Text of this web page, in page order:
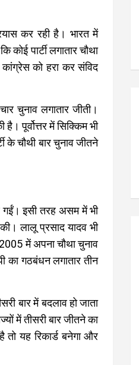
कर रही है। भारत में
पार्टी लगातार चौथा
को हरा कर संविद
चुनाव लगातार जीती।
पूर्वोत्तर में सिक्किम भी
के चौथी बार चुनाव जीतने
गईं। इसी तरह असम में भी
लालू प्रसाद यादव भी
में अपना चौथा चुनाव
का गठबंधन लगातार तीन
बार में बदलाव हो जाता
में तीसरी बार जीतने का
यह रिकार्ड बनेगा और